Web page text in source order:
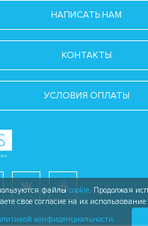
НАПИСАТЬ НАМ
КОНТАКТЫ
УСЛОВИЯ ОПЛАТЫ
файлыcookie. Продолжая
свое согласие на их использование
конфиденциальности.